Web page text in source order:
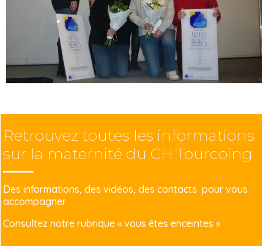
Retrouvez toutes les informations
sur la maternité du CH Tourcoing
Des informations, des vidéos, des contacts pour vous
accompagner
Consultez notre rubrique « vous êtes enceintes »